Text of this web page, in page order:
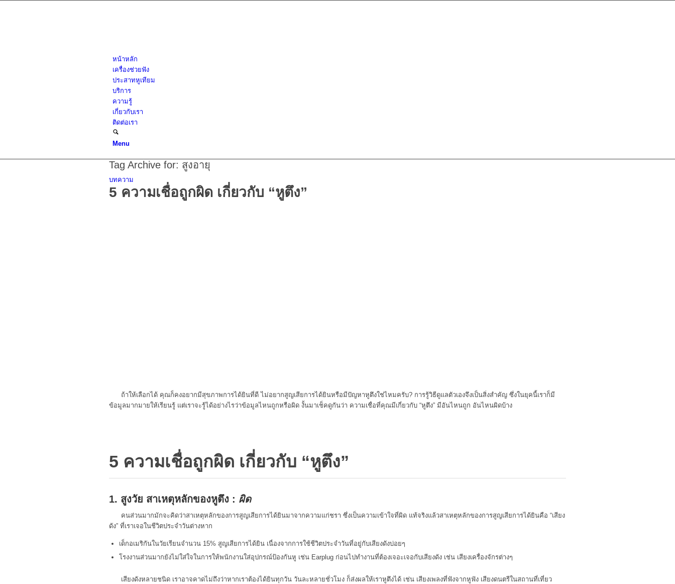
หน้าหลัก
เครื่องช่วยฟัง
ประสาทหูเทียม
บริการ
ความรู้
เกี่ยวกับเรา
ติดต่อเรา
Menu
Tag Archive for: สูงอายุ
บทความ
5 ความเชื่อถูกผิด เกี่ยวกับ “หูตึง”
ถ้าให้เลือกได้ คุณก็คงอยากมีสุขภาพการได้ยินที่ดี ไม่อยากสูญเสียการได้ยินหรือมีปัญหาหูตึงใช่ไหมครับ? การรู้วิธีดูแลตัวเองจึงเป็นสิ่งสำคัญ ซึ่งในยุคนี้เราก็มี
ข้อมูลมากมายให้เรียนรู้ แต่เราจะรู้ได้อย่างไรว่าข้อมูลไหนถูกหรือผิด งั้นมาเช็คดูกันว่า ความเชื่อที่คุณมีเกี่ยวกับ “หูตึง” มีอันไหนถูก อันไหนผิดบ้าง
5 ความเชื่อถูกผิด เกี่ยวกับ “หูตึง”
1. สูงวัย สาเหตุหลักของหูตึง : ผิด
คนส่วนมากมักจะคิดว่าสาเหตุหลักของการสูญเสียการได้ยินมาจากความแก่ชรา ซึ่งเป็นความเข้าใจที่ผิด แท้จริงแล้วสาเหตุหลักของการสูญเสียการได้ยินคือ “เสียง
ดัง” ที่เราเจอในชีวิตประจำวันต่างหาก
เด็กอเมริกันในวัยเรียนจำนวน 15% สูญเสียการได้ยิน เนื่องจากการใช้ชีวิตประจำวันที่อยู่กับเสียงดังบ่อยๆ
โรงงานส่วนมากยังไม่ใส่ใจในการให้พนักงานใส่อุปกรณ์ป้องกันหู เช่น Earplug ก่อนไปทำงานที่ต้องเจอะเจอกับเสียงดัง เช่น เสียงเครื่องจักรต่างๆ
เสียงดังหลายชนิด เราอาจคาดไม่ถึงว่าหากเราต้องได้ยินทุกวัน วันละหลายชั่วโมง ก็ส่งผลให้เราหูตึงได้ เช่น เสียงเพลงที่ฟังจากหูฟัง เสียงดนตรีในสถานที่เที่ยว